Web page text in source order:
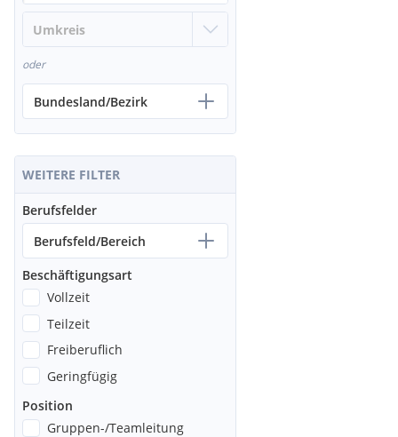
oder
Bundesland/Bezirk
WEITERE FILTER
Berufsfelder
Berufsfeld/Bereich
Beschäftigungsart
Vollzeit
Teilzeit
Freiberuflich
Geringfügig
Position
Gruppen-/Teamleitung